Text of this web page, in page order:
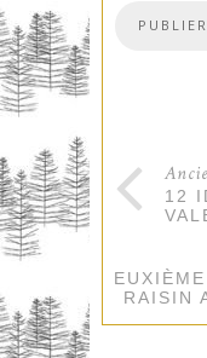
12
LA
DE RAISIN